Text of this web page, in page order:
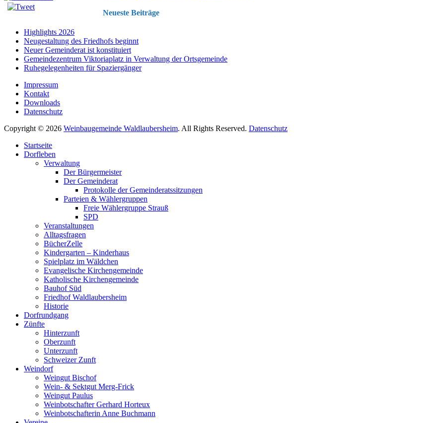
Neueste Beiträge
Highlights 2026
Neugestaltung des Friedhofs beginnt
Neuer Gemeinderat ist konstituiert
Gemeindezentrum Viktoriaplatz in Verwaltung der Ortsgemeinde
Ruhegelegenheiten für Spaziergänger
Impressum
Kontakt
Downloads
Datenschutz
Copyright © 2026 Weinbaugemeinde Waldlaubersheim. All Rights Reserved. Datenschutz
oben
scrollen
Startseite
Dorfleben
Verwaltung
Der Bürgermeister
Der Gemeinderat
Protokolle der Gemeinderatssitzungen
Parteien & Wählergruppen
Freie Wählergruppe Strauß
SPD
Veranstaltungen
Alltagsfragen
BücherZelle
Kindergarten – Kinderhaus
Spielplatz im Wäldchen
Evangelische Kirchengemeinde
Katholische Kirchengemeinde
Bauhof Süd
Friedhof Waldlaubersheim
Historie
Dorfrundgang
Zünfte
Hinterzunft
Oberzunft
Unterzunft
Schweizer Zunft
Weindorf
Weingut Bischof
Wein- & Sektgut Merg-Frick
Weingut Paulus
Weinbotschafter Gerhard Horteux
Weinbotschafterin Anne Buchmann